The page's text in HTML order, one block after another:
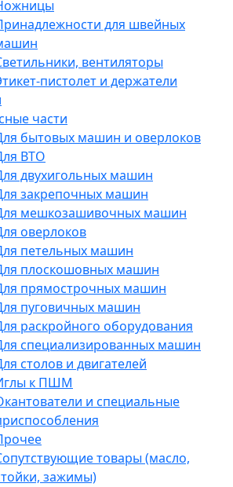
для швейных
вентиляторы
пистолет и держатели
части
бытовых машин и оверлоков
ВТО
двухигольных машин
закрепочных машин
мешкозашивочных машин
оверлоков
петельных машин
плоскошовных машин
прямострочных машин
пуговичных машин
раскройного оборудования
специализированных машин
столов и двигателей
к ПШМ
и специальные
товары (масло,
зажимы)